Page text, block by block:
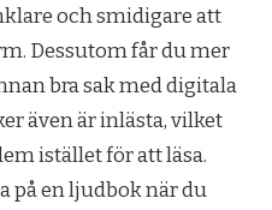
och smidigare att
Dessutom får du mer
bra sak med digitala
även är inlästa, vilket
istället för att läsa.
på en ljudbok när du